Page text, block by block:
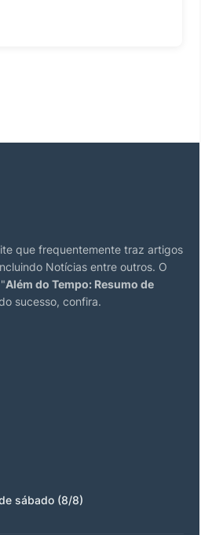
que frequentemente traz artigos
Notícias entre outros. O
Além do Tempo: Resumo de
sucesso, confira.
sábado (8/8)